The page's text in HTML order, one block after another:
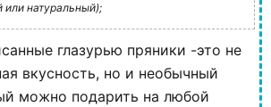
или натуральный);
глазурью пряники -это не
вкусность, но и необычный
можно подарить на любой